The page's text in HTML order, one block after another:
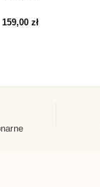
159,00 zł